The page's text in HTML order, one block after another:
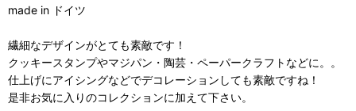
made in ドイツ
繊細なデザインがとても素敵です！
クッキースタンプやマジパン・陶芸・ペーパークラフトなどに。。
仕上げにアイシングなどでデコレーションしても素敵ですね！
是非お気に入りのコレクションに加えて下さい。